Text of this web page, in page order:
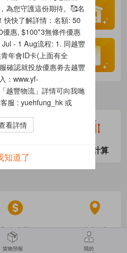
體積計算
政自取 自提點
為您守護這份期待。🥰名
快快了解詳情：名額: 50
惠, $100*3無條件優惠
- 1 Aug流程: 1. 同越豐
年會ID卡(上面有全
確認就投放優惠劵去越豐
：www.yf-
越豐物流」詳情可向我哋
服 : yuehfung_hk 或
看詳情
知道了
貨物預報 我的